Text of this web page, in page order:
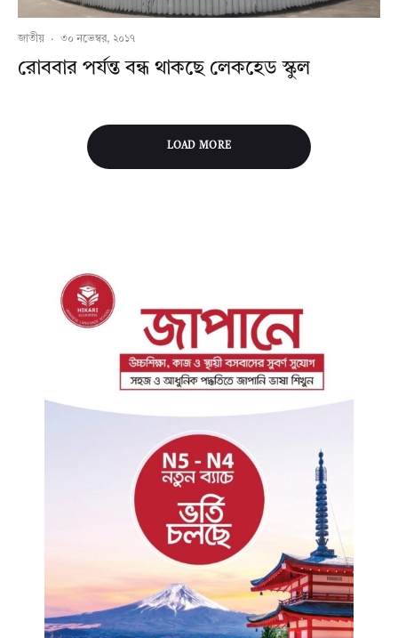
জাতীয় · ৩০ নভেম্বর, ২০১৭
রোববার পর্যন্ত বন্ধ থাকছে লেকহেড স্কুল
LOAD MORE